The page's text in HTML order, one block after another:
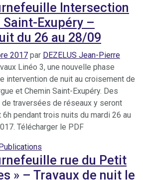
Intersection
Saint-Exupéry –
du 26 au 28/09
2017 par DEZELUS Jean-Pierre
Linéo 3, une nouvelle phase
intervention de nuit au croisement de
et Chemin Saint-Exupéry. Des
traversées de réseaux y seront
pendant trois nuits du mardi 26 au
Télécharger le PDF
rue du Petit
» – Travaux de nuit le